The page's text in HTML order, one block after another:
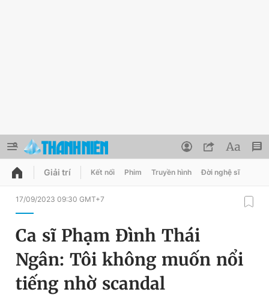
QUẢNG CÁO
Chuyên mục
Chuyên mục khác
Đổi mật khẩu
Tin đã lưu
Tin đã xem
Giải trí Kết nối Phim Truyền hình Đời nghệ sĩ
17/09/2023 09:30 GMT+7
Ca sĩ Phạm Đình Thái
Ngân: Tôi không muốn nổi
tiếng nhờ scandal